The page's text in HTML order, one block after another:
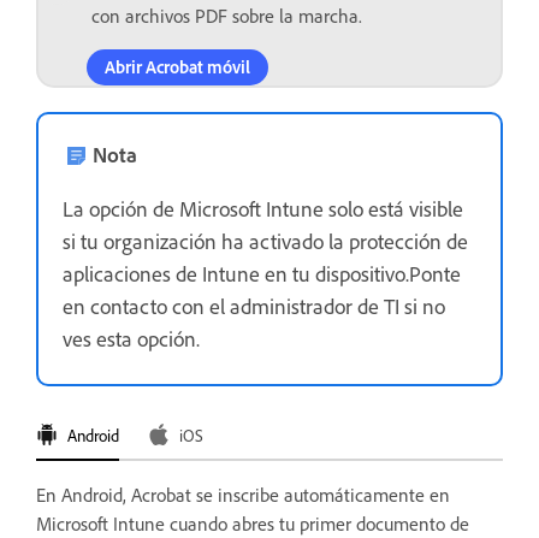
con archivos PDF sobre la marcha.
Abrir Acrobat móvil
Nota
La opción de Microsoft Intune solo está visible
si tu organización ha activado la protección de
aplicaciones de Intune en tu dispositivo.Ponte
en contacto con el administrador de TI si no
ves esta opción.
Android iOS
En Android, Acrobat se inscribe automáticamente en
Microsoft Intune cuando abres tu primer documento de